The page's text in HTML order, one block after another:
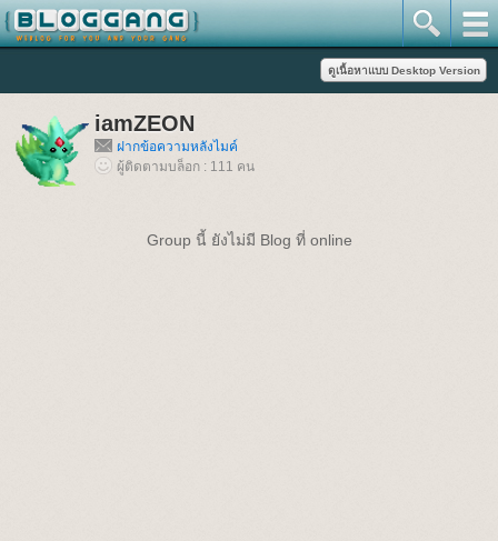
iamZEON
ฝากข้อความหลังไมค์
ผู้ติดตามบล็อก : 111 คน
Group นี้ ยังไม่มี Blog ที่ online